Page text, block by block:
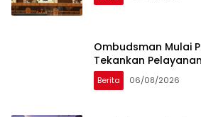
Ombudsman Mulai
Tekankan
Berita 06/08/2026